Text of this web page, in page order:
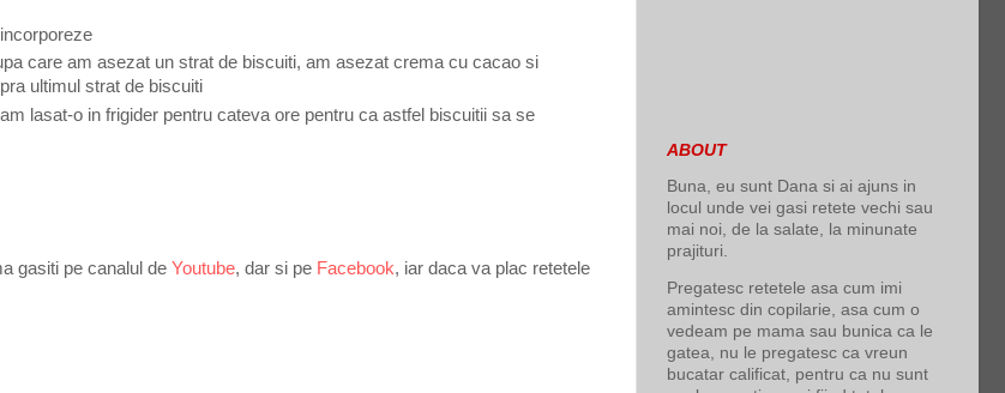
care am asezat un strat de biscuiti, am asezat crema cu cacao si
ultimul strat de biscuiti
lasat-o in frigider pentru cateva ore pentru ca astfel biscuitii sa se
gasiti pe canalul de Youtube, dar si pe Facebook, iar daca va plac retetele
ABOUT
Buna, eu sunt Dana si ai ajuns in
locul unde vei gasi retete vechi sau
mai noi, de la salate, la minunate
prajituri.
Pregatesc retetele asa cum imi
amintesc din copilarie, asa cum o
vedeam pe mama sau bunica ca le
gatea, nu le pregatesc ca vreun
bucatar calificat, pentru ca nu sunt